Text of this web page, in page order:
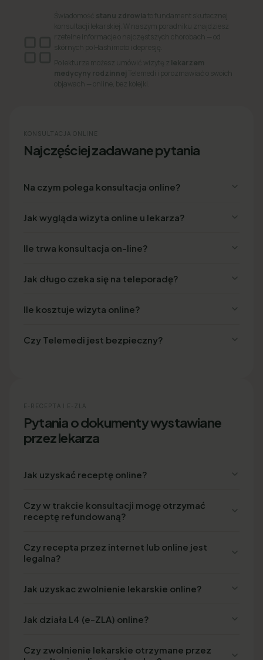
Świadomość stanu zdrowia to fundament skutecznej
konsultacji lekarskiej. W naszym poradniku znajdziesz
rzetelne informacje o najczęstszych chorobach — od
skórnych po Hashimoto i depresję.
Po lekturze możesz umówić wizytę z lekarzem
medycyny rodzinnej Telemedi i porozmawiać o swoich
objawach — online, bez kolejki.
KONSULTACJA ONLINE
Najczęściej zadawane pytania
Na czym polega konsultacja online?
Jak wygląda wizyta online u lekarza?
Ile trwa konsultacja on-line?
Jak długo czeka się na teleporadę?
Ile kosztuje wizyta online?
Czy Telemedi jest bezpieczny?
E-RECEPTA I E-ZLA
Pytania o dokumenty wystawiane
przez lekarza
Jak uzyskać receptę online?
Czy w trakcie konsultacji mogę otrzymać
receptę refundowaną?
Czy recepta przez internet lub online jest
legalna?
Jak uzyskac zwolnienie lekarskie online?
Jak działa L4 (e-ZLA) online?
Czy zwolnienie lekarskie otrzymane przez